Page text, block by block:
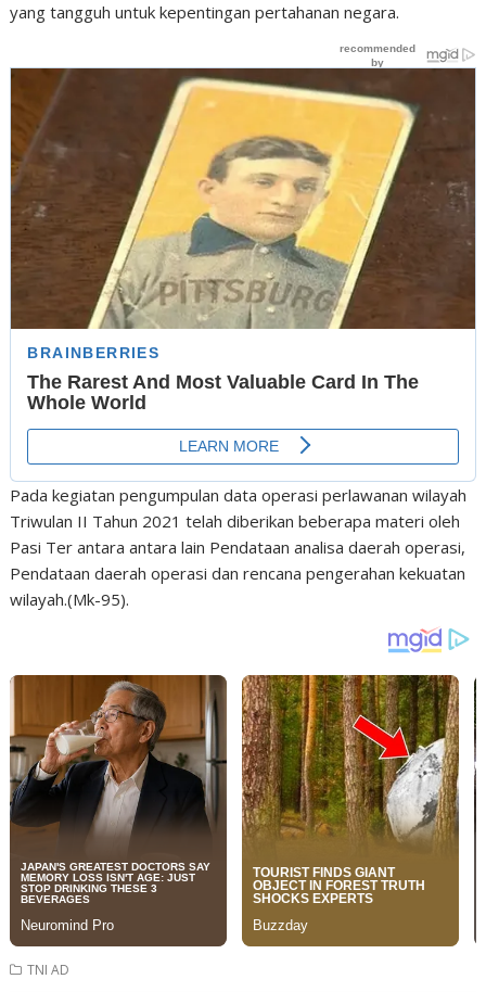
yang tangguh untuk kepentingan pertahanan negara.
Pada kegiatan pengumpulan data operasi perlawanan wilayah
Triwulan II Tahun 2021 telah diberikan beberapa materi oleh
Pasi Ter antara antara lain Pendataan analisa daerah operasi,
Pendataan daerah operasi dan rencana pengerahan kekuatan
wilayah.(Mk-95).
TNI AD